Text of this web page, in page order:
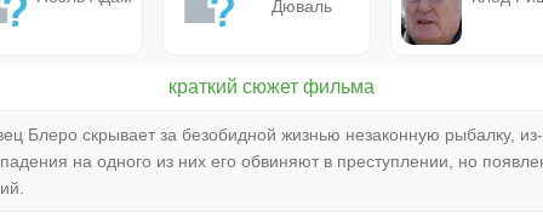
Дюваль
краткий сюжет фильма
Блеро скрывает за безобидной жизнью незаконную рыбалку,
на одного из них его обвиняют в преступлении, но